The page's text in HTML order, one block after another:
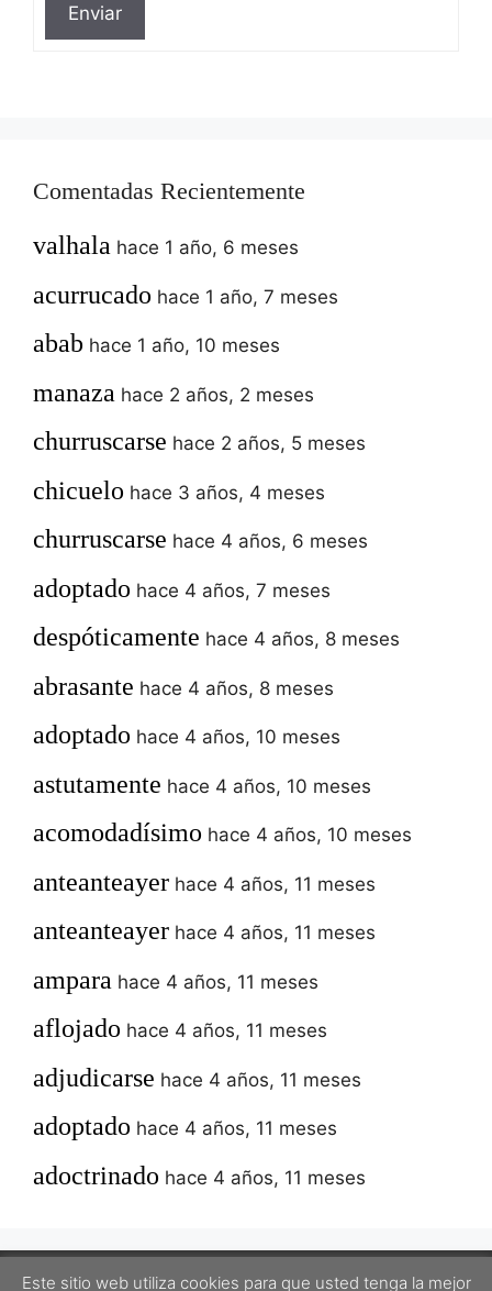
Enviar
Comentadas Recientemente
valhala hace 1 año, 6 meses
acurrucado hace 1 año, 7 meses
abab hace 1 año, 10 meses
manaza hace 2 años, 2 meses
churruscarse hace 2 años, 5 meses
chicuelo hace 3 años, 4 meses
churruscarse hace 4 años, 6 meses
adoptado hace 4 años, 7 meses
despóticamente hace 4 años, 8 meses
abrasante hace 4 años, 8 meses
adoptado hace 4 años, 10 meses
astutamente hace 4 años, 10 meses
acomodadísimo hace 4 años, 10 meses
anteanteayer hace 4 años, 11 meses
anteanteayer hace 4 años, 11 meses
ampara hace 4 años, 11 meses
aflojado hace 4 años, 11 meses
adjudicarse hace 4 años, 11 meses
adoptado hace 4 años, 11 meses
adoctrinado hace 4 años, 11 meses
Este sitio web utiliza cookies para que usted tenga la mejor